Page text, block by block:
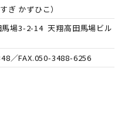
ぎ かずひこ）
馬場3-2-14 天翔高田馬場ビル
／FAX.050-3488-6256